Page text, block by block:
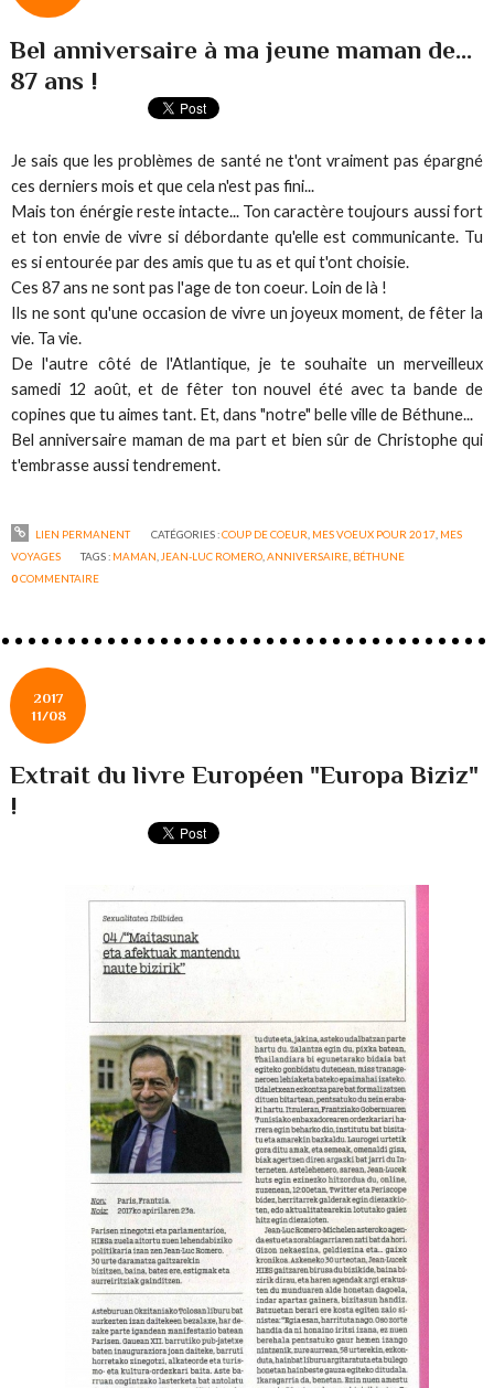
Bel anniversaire à ma jeune maman de...
87 ans !
Je sais que les problèmes de santé ne t'ont vraiment pas épargné
ces derniers mois et que cela n'est pas fini...
Mais ton énérgie reste intacte... Ton caractère toujours aussi fort
et ton envie de vivre si débordante qu'elle est communicante. Tu
es si entourée par des amis que tu as et qui t'ont choisie.
Ces 87 ans ne sont pas l'age de ton coeur. Loin de là !
Ils ne sont qu'une occasion de vivre un joyeux moment, de fêter la
vie. Ta vie.
De l'autre côté de l'Atlantique, je te souhaite un merveilleux
samedi 12 août, et de fêter ton nouvel été avec ta bande de
copines que tu aimes tant. Et, dans "notre" belle ville de Béthune...
Bel anniversaire maman de ma part et bien sûr de Christophe qui
t'embrasse aussi tendrement.
LIEN PERMANENT CATÉGORIES :COUP DE COEUR MES VOEUX POUR 2017, MES
VOYAGES
TAGS : MAMAN JEAN-LUC ROMERO ,ANNIVERSAIRE BÉTHUNE
0COMMENTAIRE
2017
11/08
Extrait du livre Européen "Europa Biziz"
!